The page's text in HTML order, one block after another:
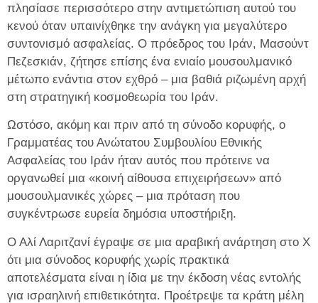
πλησίασε περισσότερο στην αντιμετώπιση αυτού του
κενού όταν υπαινίχθηκε την ανάγκη για μεγαλύτερο
συντονισμό ασφαλείας. Ο πρόεδρος του Ιράν, Μασούντ
Πεζεσκιάν, ζήτησε επίσης ένα ενιαίο μουσουλμανικό
μέτωπο ενάντια στον εχθρό – μια βαθιά ριζωμένη αρχή
στη στρατηγική κοσμοθεωρία του Ιράν.
Ωστόσο, ακόμη και πριν από τη σύνοδο κορυφής, ο
Γραμματέας του Ανώτατου Συμβουλίου Εθνικής
Ασφαλείας του Ιράν ήταν αυτός που πρότεινε να
οργανωθεί μια «κοινή αίθουσα επιχειρήσεων» από
μουσουλμανικές χώρες – μια πρόταση που
συγκέντρωσε ευρεία δημόσια υποστήριξη.
Ο Αλί Λαριτζανί έγραψε σε μια αραβική ανάρτηση στο X
ότι μια σύνοδος κορυφής χωρίς πρακτικά
αποτελέσματα είναι η ίδια με την έκδοση νέας εντολής
για ισραηλινή επιθετικότητα. Προέτρεψε τα κράτη μέλη